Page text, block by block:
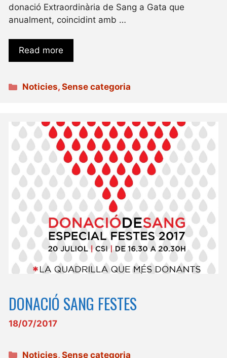
donació Extraordinària de Sang a Gata que
anualment, coincidint amb …
Read more
Categories
Noticies,Sense categoria
DONACIÓ SANG FESTES
18/07/2017
Categories
Noticies,Sense categoria